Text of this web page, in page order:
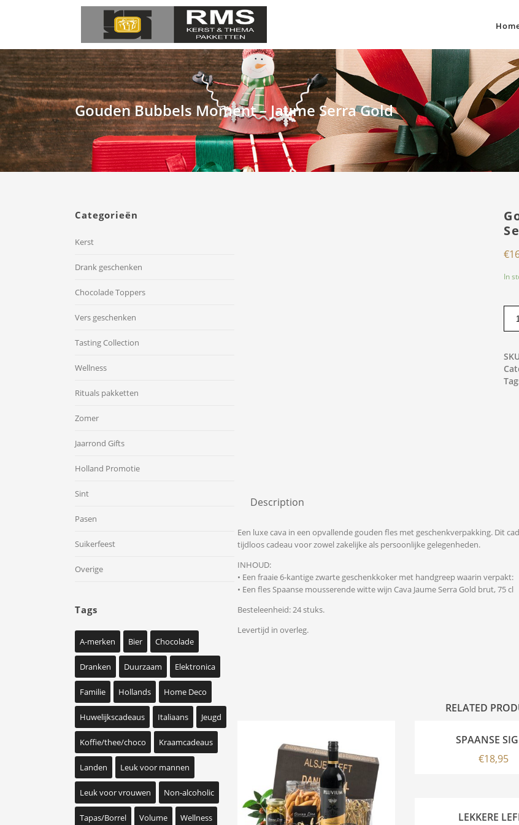
Gouden Bubbels Moment – Jaume Serra Gold
Categorieën
Kerst
Drank geschenken
Chocolade Toppers
Vers geschenken
Tasting Collection
Wellness
Rituals pakketten
Zomer
Jaarrond Gifts
Holland Promotie
Sint
Pasen
Suikerfeest
Overige
Tags
A-merken Bier Chocolade
Dranken Duurzaam Elektronica
Familie Hollands Home Deco
Huwelijkscadeaus Italiaans Jeugd
Koffie/thee/choco Kraamcadeaus
Landen Leuk voor mannen
Leuk voor vrouwen Non-alcoholic
Tapas/Borrel Volume Wellness
€
In
Description
Een luxe cava in een opvallende gouden fles met geschenkverpakking. Dit
tijdloos cadeau voor zowel zakelijke als persoonlijke gelegenheden.
INHOUD:
• Een fraaie 6-kantige zwarte geschenkkoker met handgreep waarin verpakt:
• Een fles Spaanse mousserende witte wijn Cava Jaume Serra Gold brut, 75 cl
Besteleenheid: 24 stuks.
Levertijd in overleg.
RELATED
SPAANSE
€18,95
LEKKERE